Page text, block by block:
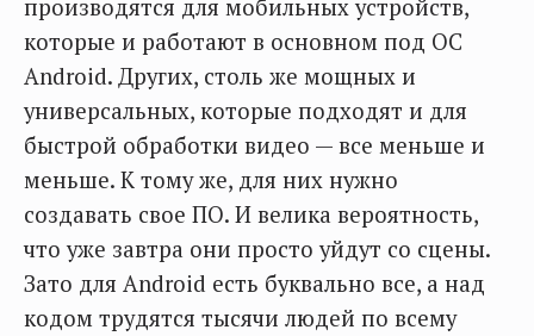
производятся для мобильных устройств,
которые и работают в основном под ОС
Android. Других, столь же мощных и
универсальных, которые подходят и для
быстрой обработки видео — все меньше и
меньше. К тому же, для них нужно
создавать свое ПО. И велика вероятность,
что уже завтра они просто уйдут со сцены.
Зато для Android есть буквально все, а над
кодом трудятся тысячи людей по всему